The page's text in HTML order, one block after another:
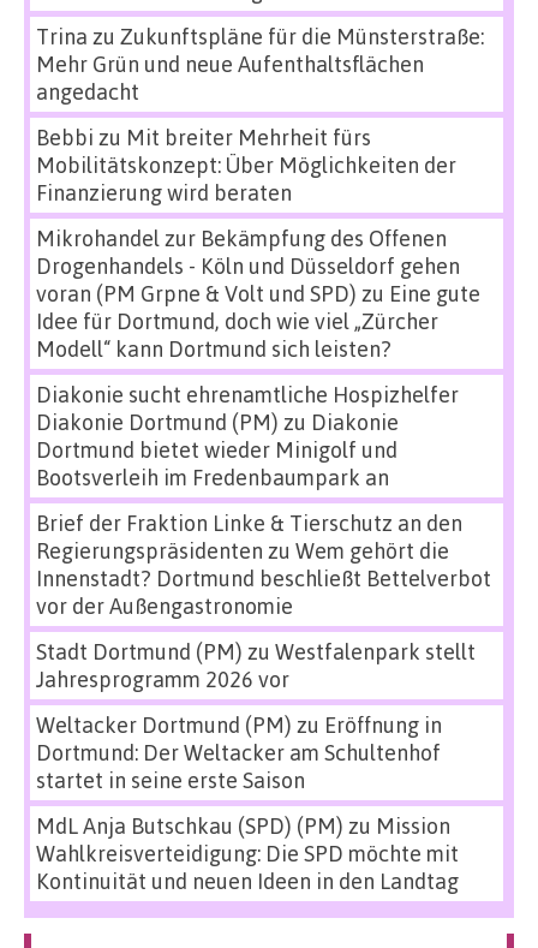
Trina zu Zukunftspläne für die Münsterstraße:
Mehr Grün und neue Aufenthaltsflächen
angedacht
Bebbi zu Mit breiter Mehrheit fürs
Mobilitätskonzept: Über Möglichkeiten der
Finanzierung wird beraten
Mikrohandel zur Bekämpfung des Offenen
Drogenhandels - Köln und Düsseldorf gehen
voran (PM Grpne & Volt und SPD) zu Eine gute
Idee für Dortmund, doch wie viel „Zürcher
Modell“ kann Dortmund sich leisten?
Diakonie sucht ehrenamtliche Hospizhelfer
Diakonie Dortmund (PM) zu Diakonie
Dortmund bietet wieder Minigolf und
Bootsverleih im Fredenbaumpark an
Brief der Fraktion Linke & Tierschutz an den
Regierungspräsidenten zu Wem gehört die
Innenstadt? Dortmund beschließt Bettelverbot
vor der Außengastronomie
Stadt Dortmund (PM) zu Westfalenpark stellt
Jahresprogramm 2026 vor
Weltacker Dortmund (PM) zu Eröffnung in
Dortmund: Der Weltacker am Schultenhof
startet in seine erste Saison
MdL Anja Butschkau (SPD) (PM) zu Mission
Wahlkreisverteidigung: Die SPD möchte mit
Kontinuität und neuen Ideen in den Landtag